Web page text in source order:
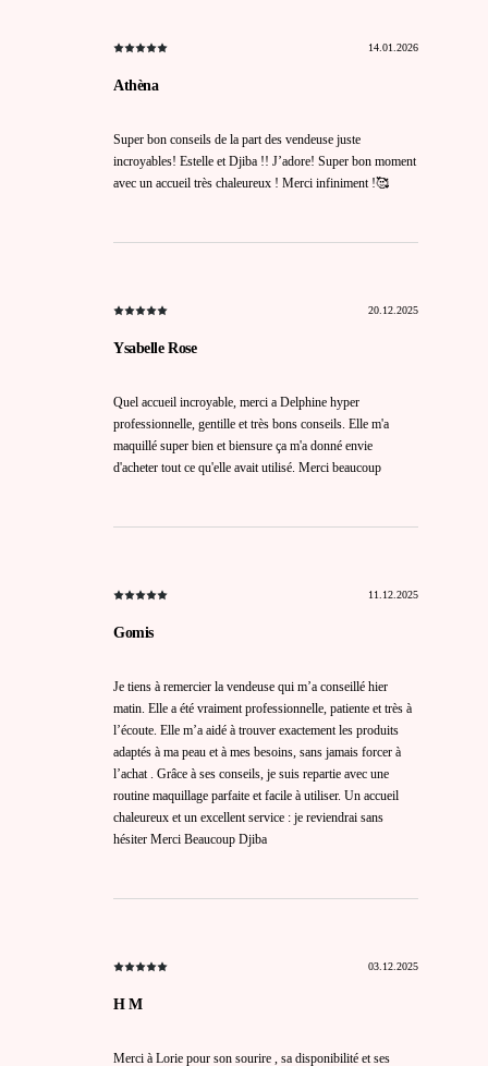
14.01.2026
Athèna
Super bon conseils de la part des vendeuse juste
incroyables! Estelle et Djiba !! J’adore! Super bon moment
avec un accueil très chaleureux ! Merci infiniment !🥰
20.12.2025
Ysabelle Rose
Quel accueil incroyable, merci a Delphine hyper
professionnelle, gentille et très bons conseils. Elle m'a
maquillé super bien et biensure ça m'a donné envie
d'acheter tout ce qu'elle avait utilisé. Merci beaucoup
11.12.2025
Gomis
Je tiens à remercier la vendeuse qui m’a conseillé hier
matin. Elle a été vraiment professionnelle, patiente et très à
l’écoute. Elle m’a aidé à trouver exactement les produits
adaptés à ma peau et à mes besoins, sans jamais forcer à
l’achat . Grâce à ses conseils, je suis repartie avec une
routine maquillage parfaite et facile à utiliser. Un accueil
chaleureux et un excellent service : je reviendrai sans
hésiter Merci Beaucoup Djiba
03.12.2025
H M
Merci à Lorie pour son sourire , sa disponibilité et ses